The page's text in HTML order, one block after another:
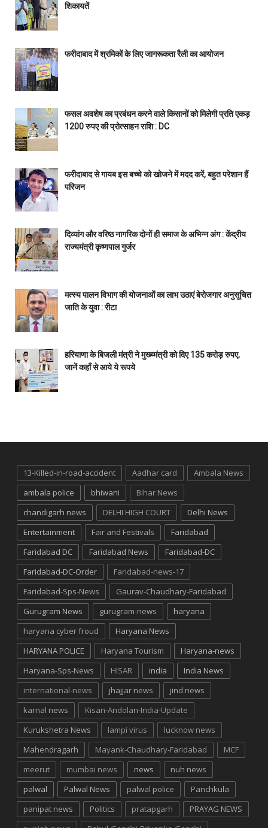
शिकायतें
फरीदाबाद में श्रमिकों के लिए जागरूकता रैली का आयोजन
फसल अवशेष का प्रबंधन करने वाले किसानों को मिलेगी प्रति एकड़
1200 रुपए की प्रोत्साहन राशि : DC
फरीदाबाद से गायब इस बच्चे को खोजने में मदद करें, बहुत परेशान हैं
परिजन
दिव्यांग और वरिष्ठ नागरिक दोनों ही समाज के अभिन्न अंग : केंद्रीय
राज्यमंत्री कृष्णपाल गुर्जर
मत्स्य पालन विभाग की योजनाओं का लाभ उठाएं बेरोजगार अनुसूचित
जाति के युवा : रीटा
हरियाणा के बिजली मंत्री ने मुख्य्मंत्री को दिए 135 करोड़ रुपए,
जानें कहाँ से आये ये रूपये
13-Killed-in-road-accident Aadhar card
Ambala News
ambala police
bhiwani
Bihar News
chandigarh news
DELHI HIGH COURT
Delhi News
Entertainment
Fair and Festivals
Faridabad
Faridabad DC
Faridabad News
Faridabad-DC
Faridabad-DC-Order
Faridabad-news-17
Faridabad-Sps-News
Gaurav-Chaudhary-Faridabad
Gurugram News
gurugram-news
haryana
haryana cyber froud
Haryana News
HARYANA POLICE
Haryana Tourism
Haryana-news
Haryana-Sps-News
HISAR india
India News
international-news
jhajjar news
jind news
karnal news
Kisan-Andolan-India-Update
Kurukshetra News
lampi virus
lucknow news
Mahendragarh
Mayank-Chaudhary-Faridabad
MCF
meerut
mumbai news news
nuh news
palwal
Palwal News palwal police
Panchkula
panipat news
Politics pratapgarh
PRAYAG NEWS